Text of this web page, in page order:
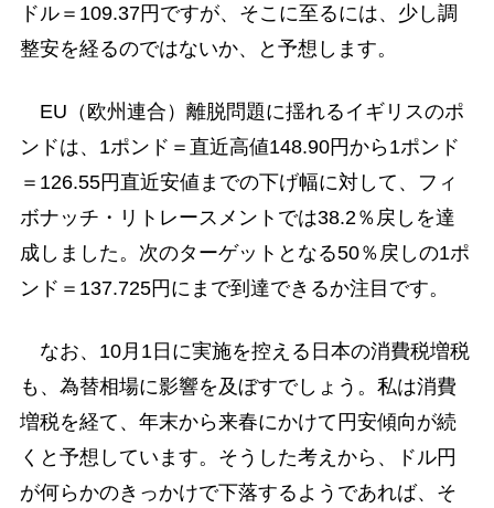
ドル＝109.37円ですが、そこに至るには、少し調
整安を経るのではないか、と予想します。
EU（欧州連合）離脱問題に揺れるイギリスのポ
ンドは、1ポンド＝直近高値148.90円から1ポンド
＝126.55円直近安値までの下げ幅に対して、フィ
ボナッチ・リトレースメントでは38.2％戻しを達
成しました。次のターゲットとなる50％戻しの1ポ
ンド＝137.725円にまで到達できるか注目です。
なお、10月1日に実施を控える日本の消費税増税
も、為替相場に影響を及ぼすでしょう。私は消費
増税を経て、年末から来春にかけて円安傾向が続
くと予想しています。そうした考えから、ドル円
が何らかのきっかけで下落するようであれば、そ